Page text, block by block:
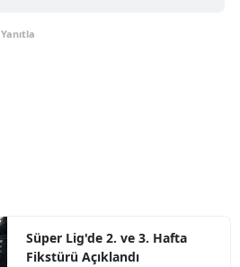
Yanıtla
Süper Lig'de 2. ve 3. Hafta
Fikstürü Açıklandı